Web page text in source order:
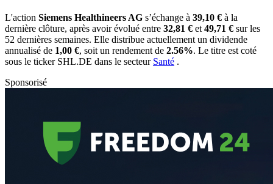
L'action Siemens Healthineers AG s’échange à 39,10 € à la
dernière clôture, après avoir évolué entre 32,81 € et 49,71 € sur les
52 dernières semaines. Elle distribue actuellement un dividende
annualisé de 1,00 €, soit un rendement de 2.56%. Le titre est coté
sous le ticker SHL.DE dans le secteur Santé .
Sponsorisé